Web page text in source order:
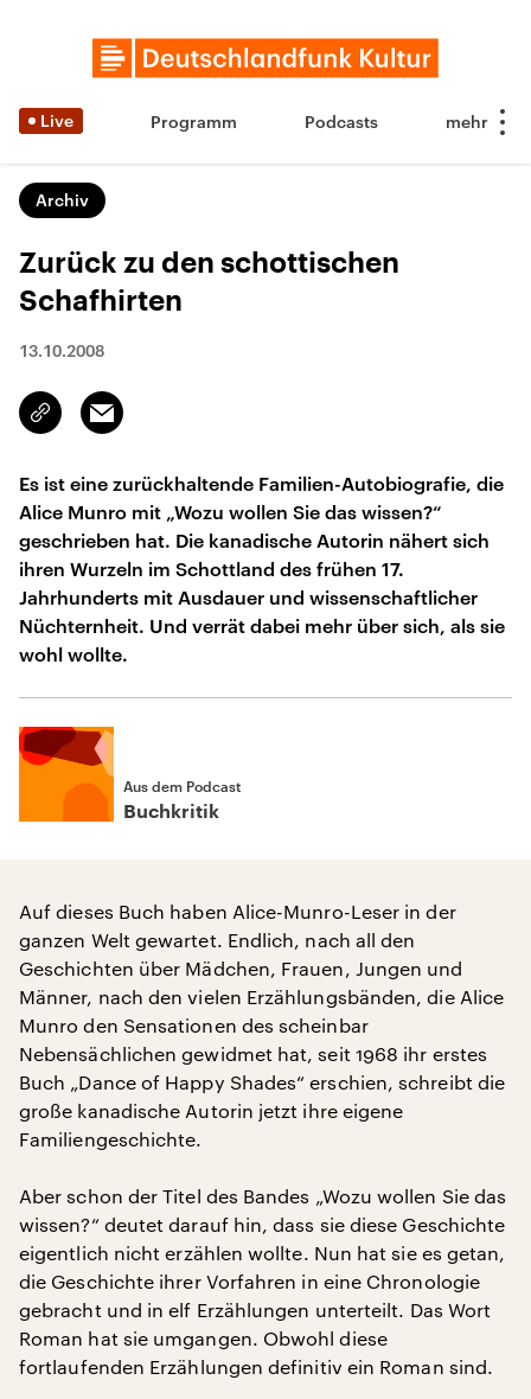
Live Programm Podcasts
Archiv
Zurück zu den schottischen
Schafhirten
13.10.2008
Link
kopieren/teilen
Email
Es ist eine zurückhaltende Familien-Autobiografie, die
Alice Munro mit „Wozu wollen Sie das wissen?“
geschrieben hat. Die kanadische Autorin nähert sich
ihren Wurzeln im Schottland des frühen 17.
Jahrhunderts mit Ausdauer und wissenschaftlicher
Nüchternheit. Und verrät dabei mehr über sich, als sie
wohl wollte.
Aus dem Podcast
Buchkritik
Auf dieses Buch haben Alice-Munro-Leser in der
ganzen Welt gewartet. Endlich, nach all den
Geschichten über Mädchen, Frauen, Jungen und
Männer, nach den vielen Erzählungsbänden, die Alice
Munro den Sensationen des scheinbar
Nebensächlichen gewidmet hat, seit 1968 ihr erstes
Buch „Dance of Happy Shades“ erschien, schreibt die
große kanadische Autorin jetzt ihre eigene
Familiengeschichte.
Aber schon der Titel des Bandes „Wozu wollen Sie das
wissen?“ deutet darauf hin, dass sie diese Geschichte
eigentlich nicht erzählen wollte. Nun hat sie es getan,
die Geschichte ihrer Vorfahren in eine Chronologie
gebracht und in elf Erzählungen unterteilt. Das Wort
Roman hat sie umgangen. Obwohl diese
fortlaufenden Erzählungen definitiv ein Roman sind.